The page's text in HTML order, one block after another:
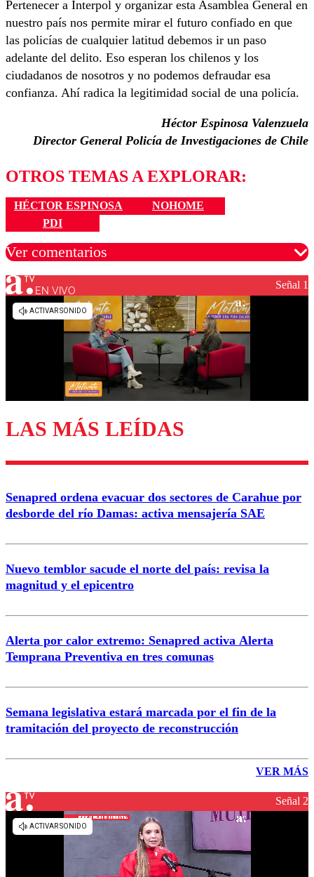
Pertenecer a Interpol y organizar esta Asamblea General en
nuestro país nos permite mirar el futuro confiado en que
las policías de cualquier latitud debemos ir un paso
adelante del delito. Eso esperan los chilenos y los
ciudadanos de nosotros y no podemos defraudar esa
confianza. Ahí radica la legitimidad social de una policía.
Héctor Espinosa Valenzuela
Director General Policía de Investigaciones de Chile
OTROS TEMAS A EXPLORAR:
HÉCTOR ESPINOSA
NOHOME
PDI
Ver comentarios
Los comentarios son moderados para garantizar un
diálogo respetuoso.
Enviar comentario
EN VIVO Señal 1
LAS MÁS LEÍDAS
Senapred ordena evacuar dos sectores de Carahue por
desborde del río Damas: activa mensajería SAE
Nuevo temblor sacude el norte del país: revisa la
magnitud y el epicentro
Alerta por calor extremo: Senapred activa Alerta
Temprana Preventiva en tres comunas
Semana legislativa estará marcada por el fin de la
tramitación del proyecto de reconstrucción
VER MÁS
Señal 2